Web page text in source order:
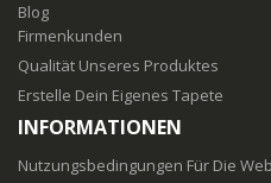
Blog
Firmenkunden
Qualität Unseres Produktes
Erstelle Dein Eigenes Tapete
INFORMATIONEN
Nutzungsbedingungen Für Die